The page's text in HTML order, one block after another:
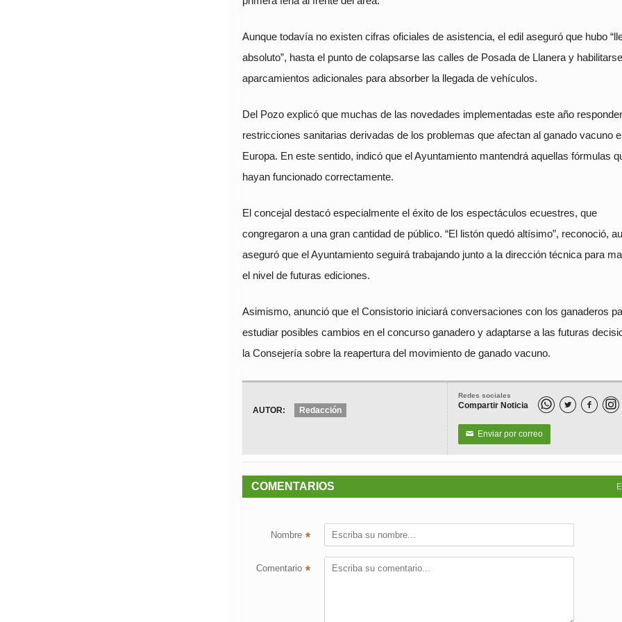
Aunque todavía no existen cifras oficiales de asistencia, el edil aseguró que hubo
absoluto”, hasta el punto de colapsarse las calles de Posada de Llanera y habilitarse
aparcamientos adicionales para absorber la llegada de vehículos.
Del Pozo explicó que muchas de las novedades implementadas este año
restricciones sanitarias derivadas de los problemas que afectan al ganado vacuno
Europa. En este sentido, indicó que el Ayuntamiento mantendrá aquellas fórmulas
hayan funcionado correctamente.
El concejal destacó especialmente el éxito de los espectáculos ecuestres, que
congregaron a una gran cantidad de público. “El listón quedó altísimo”, reconoció,
aseguró que el Ayuntamiento seguirá trabajando junto a la dirección técnica para
el nivel de futuras ediciones.
Asimismo, anunció que el Consistorio iniciará conversaciones con los ganaderos
estudiar posibles cambios en el concurso ganadero y adaptarse a las futuras
la Consejería sobre la reapertura del movimiento de ganado vacuno.
Redes sociales
Compartir Noticia  
✉ Enviar por correo
AUTOR: Redacción
COMENTARIOS
Nombre *
Comentario *